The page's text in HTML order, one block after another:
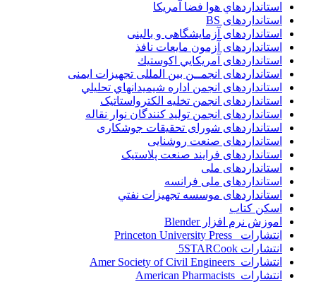
استانداردهاي هوا فضا آمريکا
استانداردهای BS
استانداردهای آزمایشگاهی و بالینی
استانداردهای آزمون مایعات نافذ
استانداردهای آمريكايي اكوستيك
استانداردهای انجمــن بين المللى تجهيزات ايمنى
استانداردهای انجمن اداره شيميدانهاي تحليلي
استانداردهای انجمن تخليه الکترواستاتيک
استانداردهای انجمن توليد کنندگان نوار نقاله
استانداردهای شورای تحقیقات جوشکاری
استانداردهای صنعت روشنایی
استانداردهای فرايند صنعت پلاستيک
استانداردهای ملی
استانداردهای ملی فرانسه
استانداردهای موسسه تجهيزات نفتي
اسکن کتاب
اموزش نرم افزار Blender
انتشارات Princeton University Press
انتشارات ‎ 5STARCook
انتشارات Amer Society of Civil Engineers
انتشارات American Pharmacists